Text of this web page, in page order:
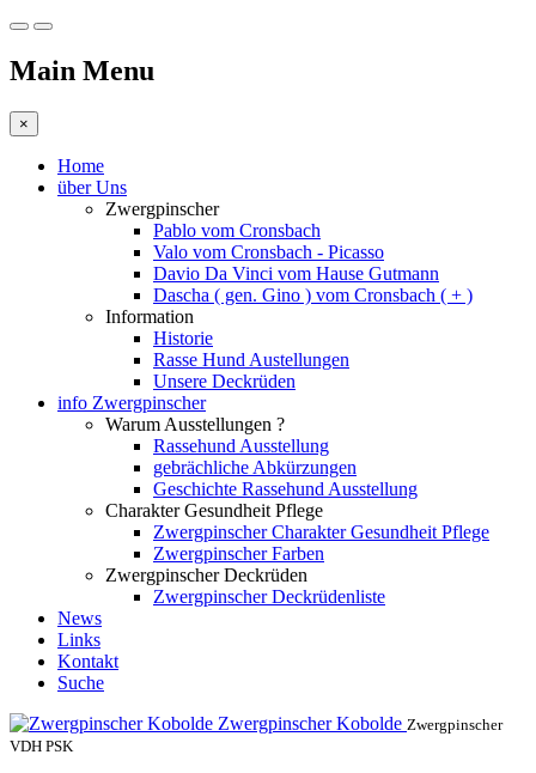
Main Menu
×
Home
über Uns
Zwergpinscher
Pablo vom Cronsbach
Valo vom Cronsbach - Picasso
Davio Da Vinci vom Hause Gutmann
Dascha ( gen. Gino ) vom Cronsbach ( + )
Information
Historie
Rasse Hund Austellungen
Unsere Deckrüden
info Zwergpinscher
Warum Ausstellungen ?
Rassehund Ausstellung
gebrächliche Abkürzungen
Geschichte Rassehund Ausstellung
Charakter Gesundheit Pflege
Zwergpinscher Charakter Gesundheit Pflege
Zwergpinscher Farben
Zwergpinscher Deckrüden
Zwergpinscher Deckrüdenliste
News
Links
Kontakt
Suche
Zwergpinscher Kobolde Zwergpinscher
VDH PSK